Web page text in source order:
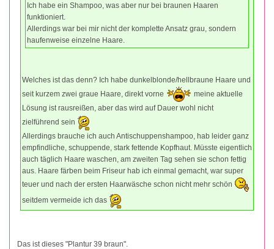
Ich habe ein Shampoo, was aber nur bei braunen Haaren
funktioniert.
Allerdings war bei mir nicht der komplette Ansatz grau, sondern
haufenweise einzelne Haare.
Welches ist das denn? Ich habe dunkelblonde/hellbraune Haare und
seit kurzem zwei graue Haare, direkt vorne
meine aktuelle
Lösung ist rausreißen, aber das wird auf Dauer wohl nicht
zielführend sein
Allerdings brauche ich auch Antischuppenshampoo, hab leider ganz
empfindliche, schuppende, stark fettende Kopfhaut. Müsste eigentlich
auch täglich Haare waschen, am zweiten Tag sehen sie schon fettig
aus. Haare färben beim Friseur hab ich einmal gemacht, war super
teuer und nach der ersten Haarwäsche schon nicht mehr schön
seitdem vermeide ich das
Das ist dieses "Plantur 39 braun".